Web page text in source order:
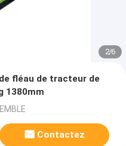
2/6
fléau de tracteur de
1380mm
Contactez